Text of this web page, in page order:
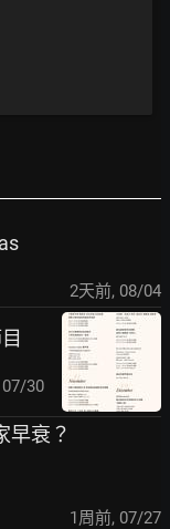
2天前, 08/04
07/30
早衰？
1周前, 07/27